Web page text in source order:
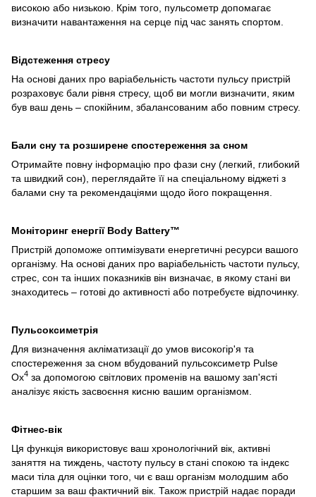
високою або низькою. Крім того, пульсометр допомагає
визначити навантаження на серце під час занять спортом.
Відстеження стресу
На основі даних про варіабельність частоти пульсу пристрій
розраховує бали рівня стресу, щоб ви могли визначити, яким
був ваш день – спокійним, збалансованим або повним стресу.
Бали сну та розширене спостереження за сном
Отримайте повну інформацію про фази сну (легкий, глибокий
та швидкий сон), переглядайте її на спеціальному віджеті з
балами сну та рекомендаціями щодо його покращення.
Моніторинг енергії Body Battery™
Пристрій допоможе оптимізувати енергетичні ресурси вашого
організму. На основі даних про варіабельність частоти пульсу,
стрес, сон та інших показників він визначає, в якому стані ви
знаходитесь – готові до активності або потребуєте відпочинку.
Пульсоксиметрія
Для визначення акліматизації до умов високогір'я та
спостереження за сном вбудований пульсоксиметр Pulse
Ox4 за допомогою світлових променів на вашому зап'ясті
аналізує якість засвоєння кисню вашим організмом.
Фітнес-вік
Ця функція використовує ваш хронологічний вік, активні
заняття на тиждень, частоту пульсу в стані спокою та індекс
маси тіла для оцінки того, чи є ваш організм молодшим або
старшим за ваш фактичний вік. Також пристрій надає поради